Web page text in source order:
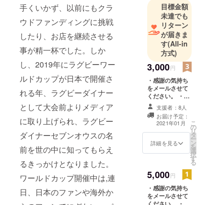
手くいかず、以前にもクラ
ウドファンディングに挑戦
したり、お店を継続させる
事が精一杯でした。しか
し、2019年にラグビーワー
ルドカップが日本で開催さ
れる年、ラグビーダイナー
として大会前よりメディア
に取り上げられ、ラグビー
ダイナーセブンオウスの名
前を世の中に知ってもらえ
るきっかけとなりました。
ワールドカップ開催中は,連
日、日本のファンや海外か
目標金額
未達でも
リターン
が届きま
す(All-in
方式)
3,000円
・感謝の気持ち
をメールさせて
ください。 ・
TSU-NA-GUオ
リジナルラグ
ビーボール型
キーホルダー
支援者：8人
お届け予定：
2021年01月
詳細を見る
こ
の
リ
タ
ー
ン
を
選
択
す
る
5,000円
・感謝の気持ち
をメールさせて